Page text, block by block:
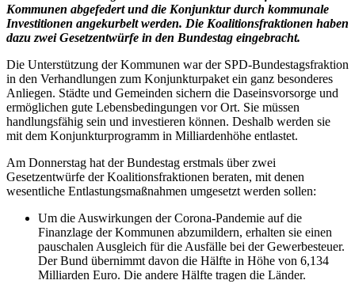
Kommunen abgefedert und die Konjunktur durch kommunale
Investitionen angekurbelt werden. Die Koalitionsfraktionen haben
dazu zwei Gesetzentwürfe in den Bundestag eingebracht.
Die Unterstützung der Kommunen war der SPD-Bundestagsfraktion
in den Verhandlungen zum Konjunkturpaket ein ganz besonderes
Anliegen. Städte und Gemeinden sichern die Daseinsvorsorge und
ermöglichen gute Lebensbedingungen vor Ort. Sie müssen
handlungsfähig sein und investieren können. Deshalb werden sie
mit dem Konjunkturprogramm in Milliardenhöhe entlastet.
Am Donnerstag hat der Bundestag erstmals über zwei
Gesetzentwürfe der Koalitionsfraktionen beraten, mit denen
wesentliche Entlastungsmaßnahmen umgesetzt werden sollen:
Um die Auswirkungen der Corona-Pandemie auf die
Finanzlage der Kommunen abzumildern, erhalten sie einen
pauschalen Ausgleich für die Ausfälle bei der Gewerbesteuer.
Der Bund übernimmt davon die Hälfte in Höhe von 6,134
Milliarden Euro. Die andere Hälfte tragen die Länder.